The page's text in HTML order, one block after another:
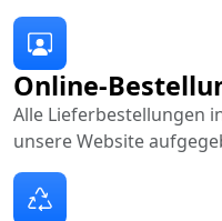
Online-
Alle Lieferbestellungen
unsere Website